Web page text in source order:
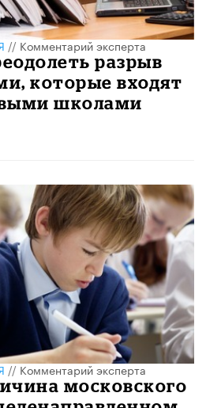
// Комментарий эксперта
разрыв
которые входят
школами
//Комментарий эксперта
московского